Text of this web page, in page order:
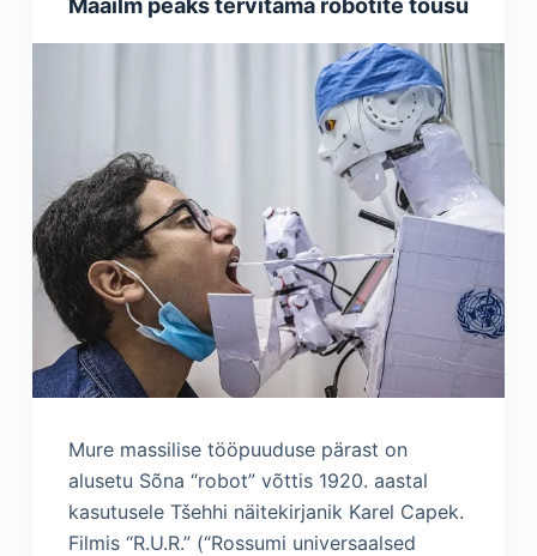
Maailm peaks tervitama robotite tõusu
Mure massilise tööpuuduse pärast on
alusetu Sõna “robot” võttis 1920. aastal
kasutusele Tšehhi näitekirjanik Karel Capek.
Filmis “R.U.R.” (“Rossumi universaalsed